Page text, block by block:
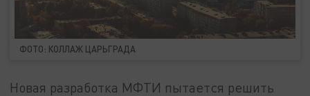
ФОТО: КОЛЛАЖ ЦАРЬГРАДА
Новая разработка МФТИ пытается решить